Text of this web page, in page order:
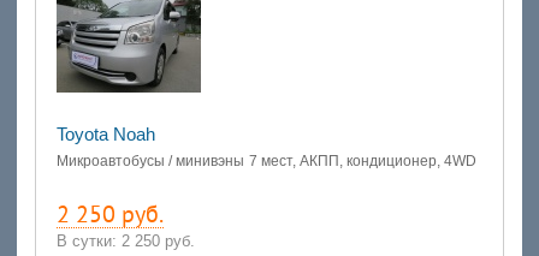
Toyota Noah
Микроавтобусы / минивэны 7 мест, АКПП, кондиционер, 4WD
2 250 руб.
В сутки: 2 250 руб.